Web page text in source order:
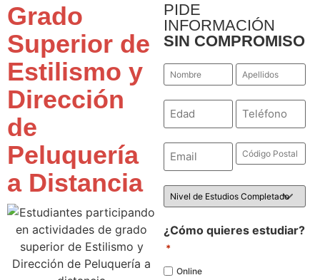
Grado
Superior de
Estilismo y
Dirección
de
Peluquería
a Distancia
PIDE
INFORMACIÓN
SIN COMPROMISO
Nombre Apellidos
*
Número Teléfono
Email
Código
Postal
Nivel
de
¿Cómo quieres estudiar?
*
Online